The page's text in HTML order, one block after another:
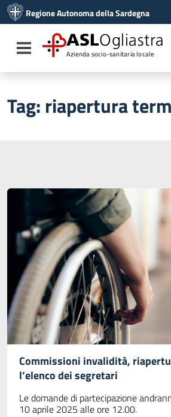
Vai al menu di navigazione
Vai al footer
Regione Autonoma della Sardegna
Toggle navigation
ASLOgliastra
Azienda socio-sanitaria locale
Tag: riapertura
Commissioni invalidità,
l’elenco dei segretari
Le domande di partecipazione
10 aprile 2025 alle ore 12.00.